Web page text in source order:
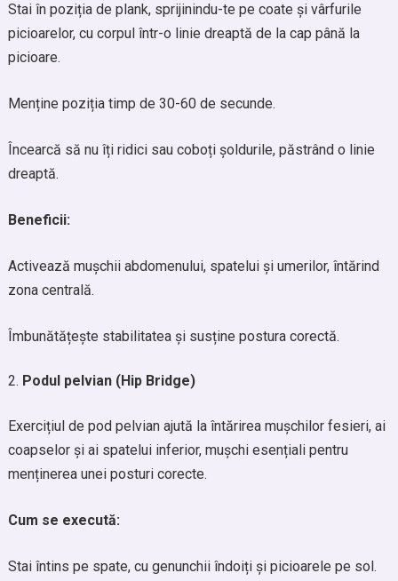
Stai în poziția de plank, sprijinindu-te pe coate și vârfurile
picioarelor, cu corpul într-o linie dreaptă de la cap până la
picioare.
Menține poziția timp de 30-60 de secunde.
Încearcă să nu îți ridici sau coboți șoldurile, păstrând o linie
dreaptă.
Beneficii:
Activează mușchii abdomenului, spatelui și umerilor, întărind
zona centrală.
Îmbunătățește stabilitatea și susține postura corectă.
Podul pelvian (Hip Bridge)
Exercițiul de pod pelvian ajută la întărirea mușchilor fesieri, ai
coapselor și ai spatelui inferior, mușchi esențiali pentru
menținerea unei posturi corecte.
Cum se execută:
Stai întins pe spate, cu genunchii îndoiți și picioarele pe sol.